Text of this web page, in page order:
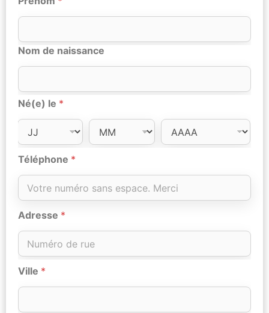
Nom de naissance
Né(e) le *
Téléphone *
Adresse *
Ville *